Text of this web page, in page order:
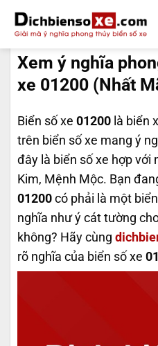
qua
nội
dungXem ý nghĩa
xe 01200 (Nhất
Biển số xe 01200 là biển
trên biển số xe mang ý
đây là biển số xe hợp với
Kim, Mệnh Mộc. Bạn
01200 có phải là một
nghĩa như ý cát tường
không? Hãy cùng
rõ nghĩa của biển số xe